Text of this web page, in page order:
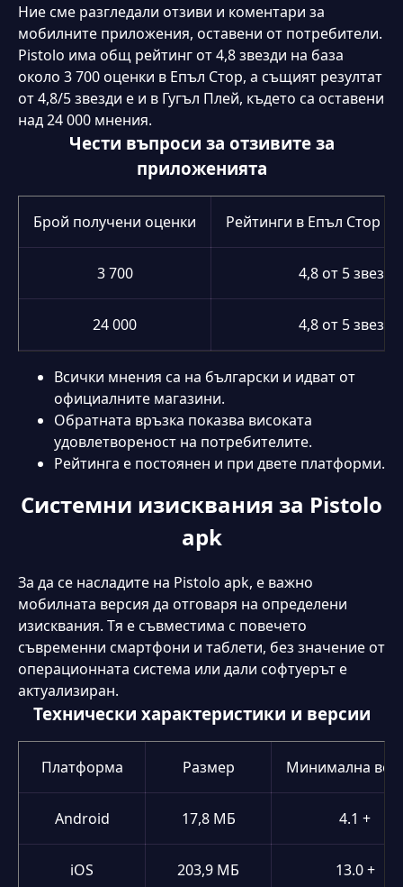
Ние сме разгледали отзиви и коментари за
мобилните приложения, оставени от потребители.
Pistolo има общ рейтинг от 4,8 звезди на база
около 3 700 оценки в Епъл Стор, а същият резултат
от 4,8/5 звезди е и в Гугъл Плей, където са оставени
над 24 000 мнения.
Чести въпроси за отзивите за
приложенията
Брой получени оценки Рейтинги в Епъл Стор и
3 700 4,8 от 5 звезди
24 000 4,8 от 5 звезди
Всички мнения са на български и идват от
официалните магазини.
Обратната връзка показва високата
удовлетвореност на потребителите.
Рейтинга е постоянен и при двете платформи.
Системни изисквания за Pistolo
apk
За да се насладите на Pistolo apk, е важно
мобилната версия да отговаря на определени
изисквания. Тя е съвместима с повечето
съвременни смартфони и таблети, без значение от
операционната система или дали софтуерът е
актуализиран.
Технически характеристики и версии
Платформа Размер Минимална
Android 17,8 МБ 4.1 +
iOS 203,9 МБ
13.0 +